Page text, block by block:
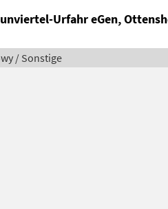
Urfahr eGen,
/ Sonstige